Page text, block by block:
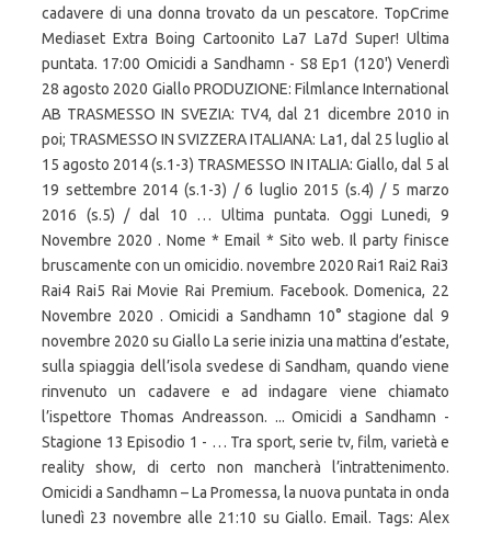
cadavere di una donna trovato da un pescatore. TopCrime
Mediaset Extra Boing Cartoonito La7 La7d Super! Ultima
puntata. 17:00 Omicidi a Sandhamn - S8 Ep1 (120') Venerdì
28 agosto 2020 Giallo PRODUZIONE: Filmlance International
AB TRASMESSO IN SVEZIA: TV4, dal 21 dicembre 2010 in
poi; TRASMESSO IN SVIZZERA ITALIANA: La1, dal 25 luglio al
15 agosto 2014 (s.1-3) TRASMESSO IN ITALIA: Giallo, dal 5 al
19 settembre 2014 (s.1-3) / 6 luglio 2015 (s.4) / 5 marzo
2016 (s.5) / dal 10 … Ultima puntata. Oggi Lunedi, 9
Novembre 2020 . Nome * Email * Sito web. Il party finisce
bruscamente con un omicidio. novembre 2020 Rai1 Rai2 Rai3
Rai4 Rai5 Rai Movie Rai Premium. Facebook. Domenica, 22
Novembre 2020 . Omicidi a Sandhamn 10° stagione dal 9
novembre 2020 su Giallo La serie inizia una mattina d’estate,
sulla spiaggia dell’isola svedese di Sandham, quando viene
rinvenuto un cadavere e ad indagare viene chiamato
l’ispettore Thomas Andreasson. ... Omicidi a Sandhamn -
Stagione 13 Episodio 1 - … Tra sport, serie tv, film, varietà e
reality show, di certo non mancherà l’intrattenimento.
Omicidi a Sandhamn – La Promessa, la nuova puntata in onda
lunedì 23 novembre alle 21:10 su Giallo. Email. Tags: Alex